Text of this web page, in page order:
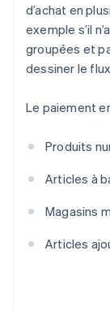
d’achat en
exemple s’il
groupées et
dessiner le
Le paiement
Produits
Articles à
Magasins
Articles